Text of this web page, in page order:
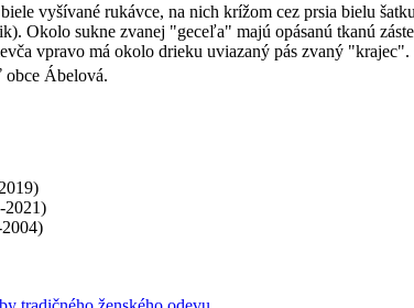
vyšívané rukávce, na nich krížom cez prsia bielu
Okolo sukne zvanej "geceľa" majú opásanú tkanú
vpravo má okolo drieku uviazaný pás zvaný
obce Ábelová.
2021)